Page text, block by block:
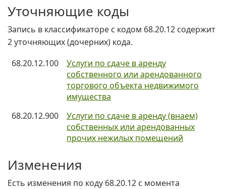
Уточняющие коды
Запись в классификаторе с кодом 68.20.12 содержит
2 уточняющих (дочерних) кода.
68.20.12.100
Услуги по сдаче в аренду
собственного или арендованного
торгового объекта недвижимого
имущества
68.20.12.900
Услуги по сдаче в аренду (внаем)
собственных или арендованных
прочих нежилых помещений
Изменения
Есть изменения по коду 68.20.12 c момента